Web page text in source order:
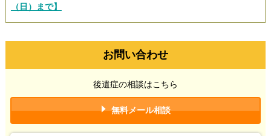
（日）まで】
お問い合わせ
後遺症の相談はこちら
無料メール相談